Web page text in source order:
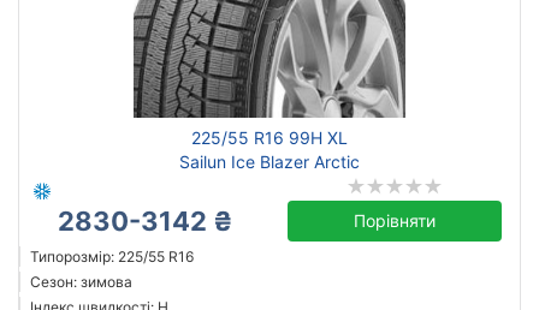
225/55 R16 99H XL
Sailun Ice Blazer Arctic
2830-3142 ₴ Порівняти
Типорозмір: 225/55 R16
Сезон: зимова